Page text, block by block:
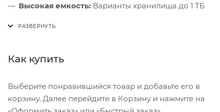
Высокая емкость: Варианты хранилища до 1 ТБ
библиотек медиафайлов.
делает взгляд в камеру более естественным при
Как купить
Выберите понравившийся товар и добавьте его в
корзину. Далее перейдите в Корзину и нажмите на